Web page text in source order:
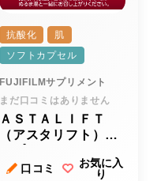
抗酸化
肌
ソフトカプセル
FUJIFILMサプリメント
まだ口コミはありません
ＡＳＴＡＬＩＦＴ
（アスタリフト）
口コミ
お気に入
り